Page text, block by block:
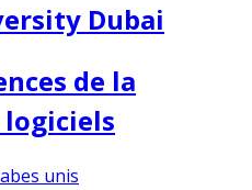
Dubai
de la
unis